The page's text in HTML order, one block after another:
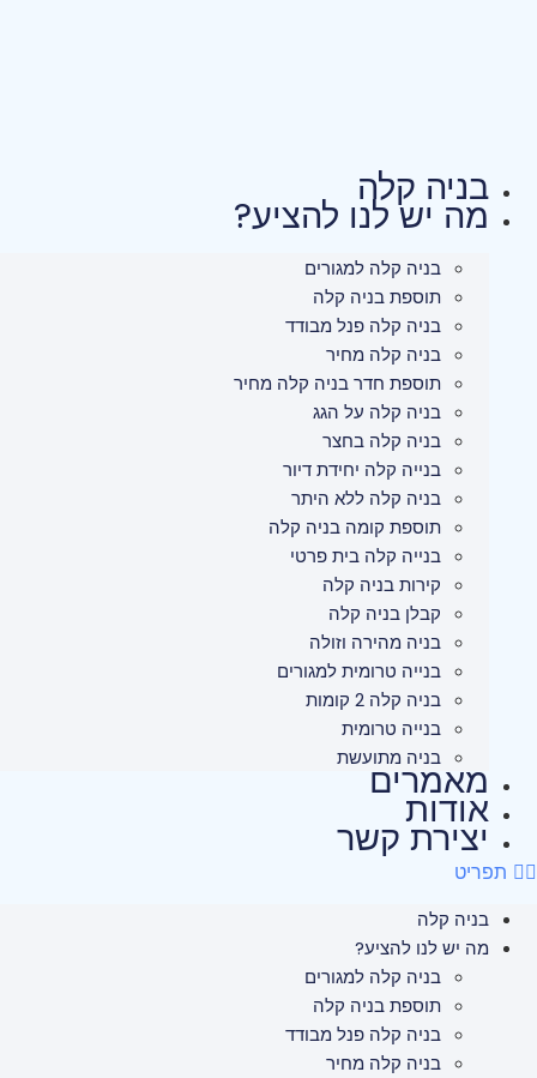
בניה קלה
מה יש לנו להציע?
בניה קלה למגורים
תוספת בניה קלה
בניה קלה פנל מבודד
בניה קלה מחיר
תוספת חדר בניה קלה מחיר
בניה קלה על הגג
בניה קלה בחצר
בנייה קלה יחידת דיור
בניה קלה ללא היתר
תוספת קומה בניה קלה
בנייה קלה בית פרטי
קירות בניה קלה
קבלן בניה קלה
בניה מהירה וזולה
בנייה טרומית למגורים
בניה קלה 2 קומות
בנייה טרומית
בניה מתועשת
מאמרים
אודות
יצירת קשר
תפריט
בניה קלה
מה יש לנו להציע?
בניה קלה למגורים
תוספת בניה קלה
בניה קלה פנל מבודד
בניה קלה מחיר